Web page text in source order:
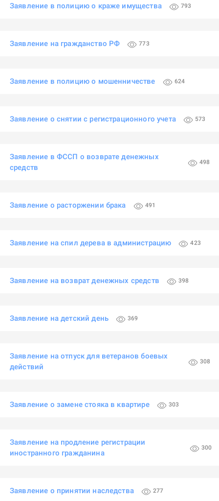
Заявление в полицию о краже имущества 793
Заявление на гражданство РФ 773
Заявление в полицию о мошенничестве 624
Заявление о снятии с регистрационного учета 573
Заявление в ФССП о возврате денежных
средств
498
Заявление о расторжении брака 491
Заявление на спил дерева в администрацию 423
Заявление на возврат денежных средств 398
Заявление на детский день 369
Заявление на отпуск для ветеранов боевых
действий
308
Заявление о замене стояка в квартире 303
Заявление на продление регистрации
иностранного гражданина
300
Заявление о принятии наследства 277